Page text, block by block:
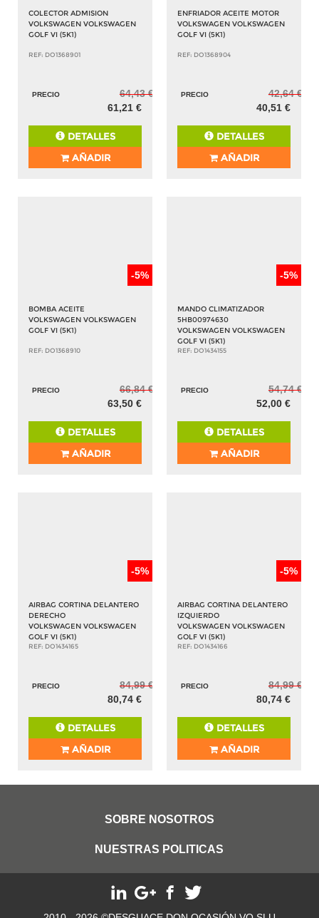
COLECTOR ADMISION
VOLKSWAGEN VOLKSWAGEN
GOLF VI (5K1)
REF: DO1368901
PRECIO
64,43 €
61,21 €
DETALLES
AÑADIR
ENFRIADOR ACEITE MOTOR
VOLKSWAGEN VOLKSWAGEN
GOLF VI (5K1)
REF: DO1368904
PRECIO
42,64 €
40,51 €
DETALLES
AÑADIR
-5%
BOMBA ACEITE
VOLKSWAGEN VOLKSWAGEN
GOLF VI (5K1)
REF: DO1368910
PRECIO
66,84 €
63,50 €
DETALLES
AÑADIR
-5%
MANDO CLIMATIZADOR
5HB00974630
VOLKSWAGEN VOLKSWAGEN
GOLF VI (5K1)
REF: DO1434155
PRECIO
54,74 €
52,00 €
DETALLES
AÑADIR
-5%
AIRBAG CORTINA DELANTERO
DERECHO
VOLKSWAGEN VOLKSWAGEN
GOLF VI (5K1)
REF: DO1434165
PRECIO
84,99 €
80,74 €
DETALLES
AÑADIR
-5%
AIRBAG CORTINA DELANTERO
IZQUIERDO
VOLKSWAGEN VOLKSWAGEN
GOLF VI (5K1)
REF: DO1434166
PRECIO
84,99 €
80,74 €
DETALLES
AÑADIR
SOBRE NOSOTROS
NUESTRAS POLITICAS